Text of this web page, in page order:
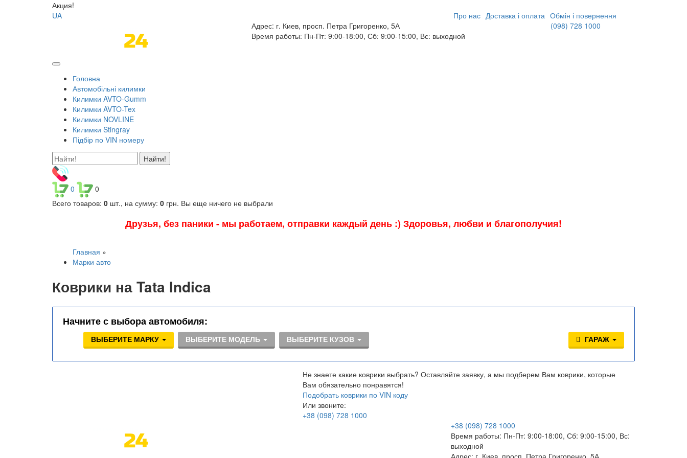
Акция!
UA
Про нас Доставка і оплата Обмін і повернення
Адрес: г. Киев, просп. Петра Григоренко, 5А
Время работы: Пн-Пт: 9:00-18:00, Сб: 9:00-15:00, Вс: выходной
(098) 728 1000
Головна
Автомобільні килимки
Килимки AVTO-Gumm
Килимки AVTO-Tex
Килимки NOVLINE
Килимки Stingray
Підбір по VIN номеру
Найти!
0
0
Всего товаров: 0 шт., на сумму: 0 грн. Вы еще ничего не выбрали
Друзья, без паники - мы работаем, отправки каждый день :) Здоровья, любви и благополучия!
Главная »
Марки авто
Коврики на Tata Indica
Начните с выбора автомобиля:
ВЫБЕРИТЕ МАРКУ ВЫБЕРИТЕ МОДЕЛЬ ВЫБЕРИТЕ КУЗОВ ГАРАЖ
Не знаете какие коврики выбрать? Оставляйте заявку, а мы подберем Вам коврики, которые
Вам обязательно понравятся!
Подобрать коврики по VIN коду
Или звоните:
+38 (098) 728 1000
+38 (098) 728 1000
Время работы: Пн-Пт: 9:00-18:00, Сб: 9:00-15:00, Вс:
выходной
Адрес: г. Киев, просп. Петра Григоренко, 5А